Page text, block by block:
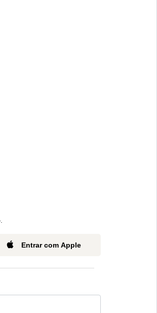
Entrar com Apple